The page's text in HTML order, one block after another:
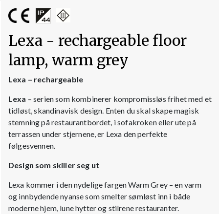
Lexa - rechargeable floor
lamp, warm grey
Lexa – rechargeable
Lexa – serien som kombinerer kompromissløs frihet med et
tidløst, skandinavisk design. Enten du skal skape magisk
stemning på restaurantbordet, i sofakroken eller ute på
terrassen under stjernene, er Lexa den perfekte
følgesvennen.
Design som skiller seg ut
Lexa kommer i den nydelige fargen Warm Grey – en varm
og innbydende nyanse som smelter sømløst inn i både
moderne hjem, lune hytter og stilrene restauranter.